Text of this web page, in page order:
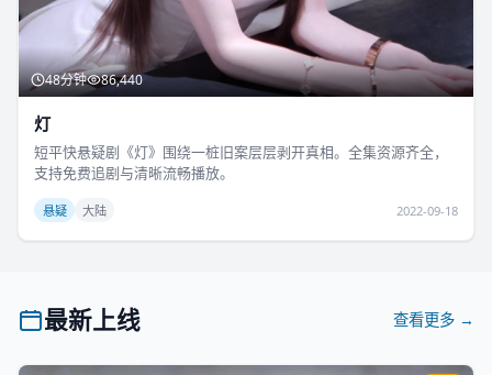
48分钟 86,440
灯
短平快悬疑剧《灯》围绕一桩旧案层层剥开真相。全集资源齐全，
支持免费追剧与清晰流畅播放。
悬疑 大陆 2022-09-18
最新上线 查看更多 →